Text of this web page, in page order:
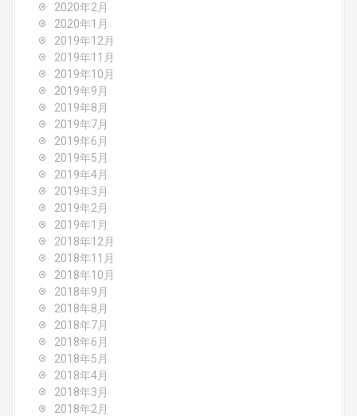
2020年2月
2020年1月
2019年12月
2019年11月
2019年10月
2019年9月
2019年8月
2019年7月
2019年6月
2019年5月
2019年4月
2019年3月
2019年2月
2019年1月
2018年12月
2018年11月
2018年10月
2018年9月
2018年8月
2018年7月
2018年6月
2018年5月
2018年4月
2018年3月
2018年2月